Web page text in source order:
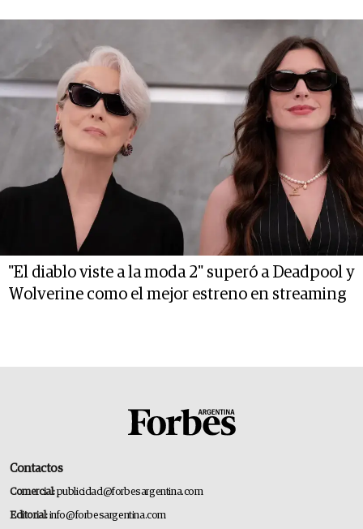
"El diablo viste a la moda 2" superó a Deadpool y
Wolverine como el mejor estreno en streaming
Contactos
Comercial:publicidad@forbesargentina.com
Editorial:info@forbesargentina.com